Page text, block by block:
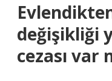
değişikliği
cezası var